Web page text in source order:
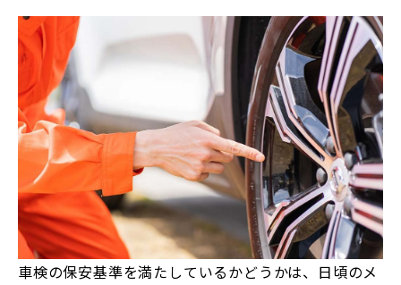
車検の保安基準を満たしているかどうかは、日頃のメ